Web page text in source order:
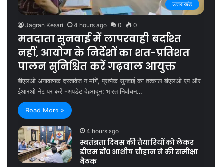
उत्तराखंड
Jagran Kesari 4 hours ago 0 0
मतदाता सुनवाई में लापरवाही बर्दाश्त
नहीं, आयोग के निर्देशों का शत-प्रतिशत
पालन सुनिश्चित करें गढ़वाल आयुक्त
बीएलओ अनावश्यक दस्तावेज न मांगें, प्रत्येक सुनवाई का तत्काल बीएलओ एप और
ईआरओ नेट पर करें -अपडेट देहरादून: भारत निर्वाचन…
Read More »
4 hours ago
स्वतंत्रता दिवस की तैयारियों को लेकर
डीएम डॉ0 आशीष चौहान ने की समीक्षा
बैठक